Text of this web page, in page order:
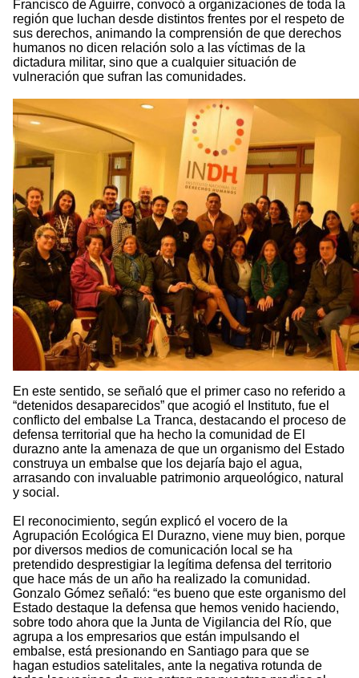
Francisco de Aguirre, convocó a organizaciones de toda la
región que luchan desde distintos frentes por el respeto de
sus derechos, animando la comprensión de que derechos
humanos no dicen relación solo a las víctimas de la
dictadura militar, sino que a cualquier situación de
vulneración que sufran las comunidades.
En este sentido, se señaló que el primer caso no referido a
“detenidos desaparecidos” que acogió el Instituto, fue el
conflicto del embalse La Tranca, destacando el proceso de
defensa territorial que ha hecho la comunidad de El
durazno ante la amenaza de que un organismo del Estado
construya un embalse que los dejaría bajo el agua,
arrasando con invaluable patrimonio arqueológico, natural
y social.
El reconocimiento, según explicó el vocero de la
Agrupación Ecológica El Durazno, viene muy bien, porque
por diversos medios de comunicación local se ha
pretendido desprestigiar la legítima defensa del territorio
que hace más de un año ha realizado la comunidad.
Gonzalo Gómez señaló: “es bueno que este organismo del
Estado destaque la defensa que hemos venido haciendo,
sobre todo ahora que la Junta de Vigilancia del Río, que
agrupa a los empresarios que están impulsando el
embalse, está presionando en Santiago para que se
hagan estudios satelitales, ante la negativa rotunda de